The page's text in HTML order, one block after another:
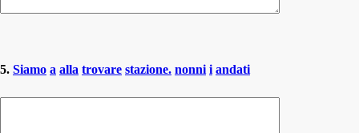
5. Siamo a alla trovare stazione. nonni i andati